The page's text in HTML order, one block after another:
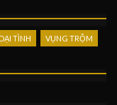
TÌNH VỤNG TRỘM